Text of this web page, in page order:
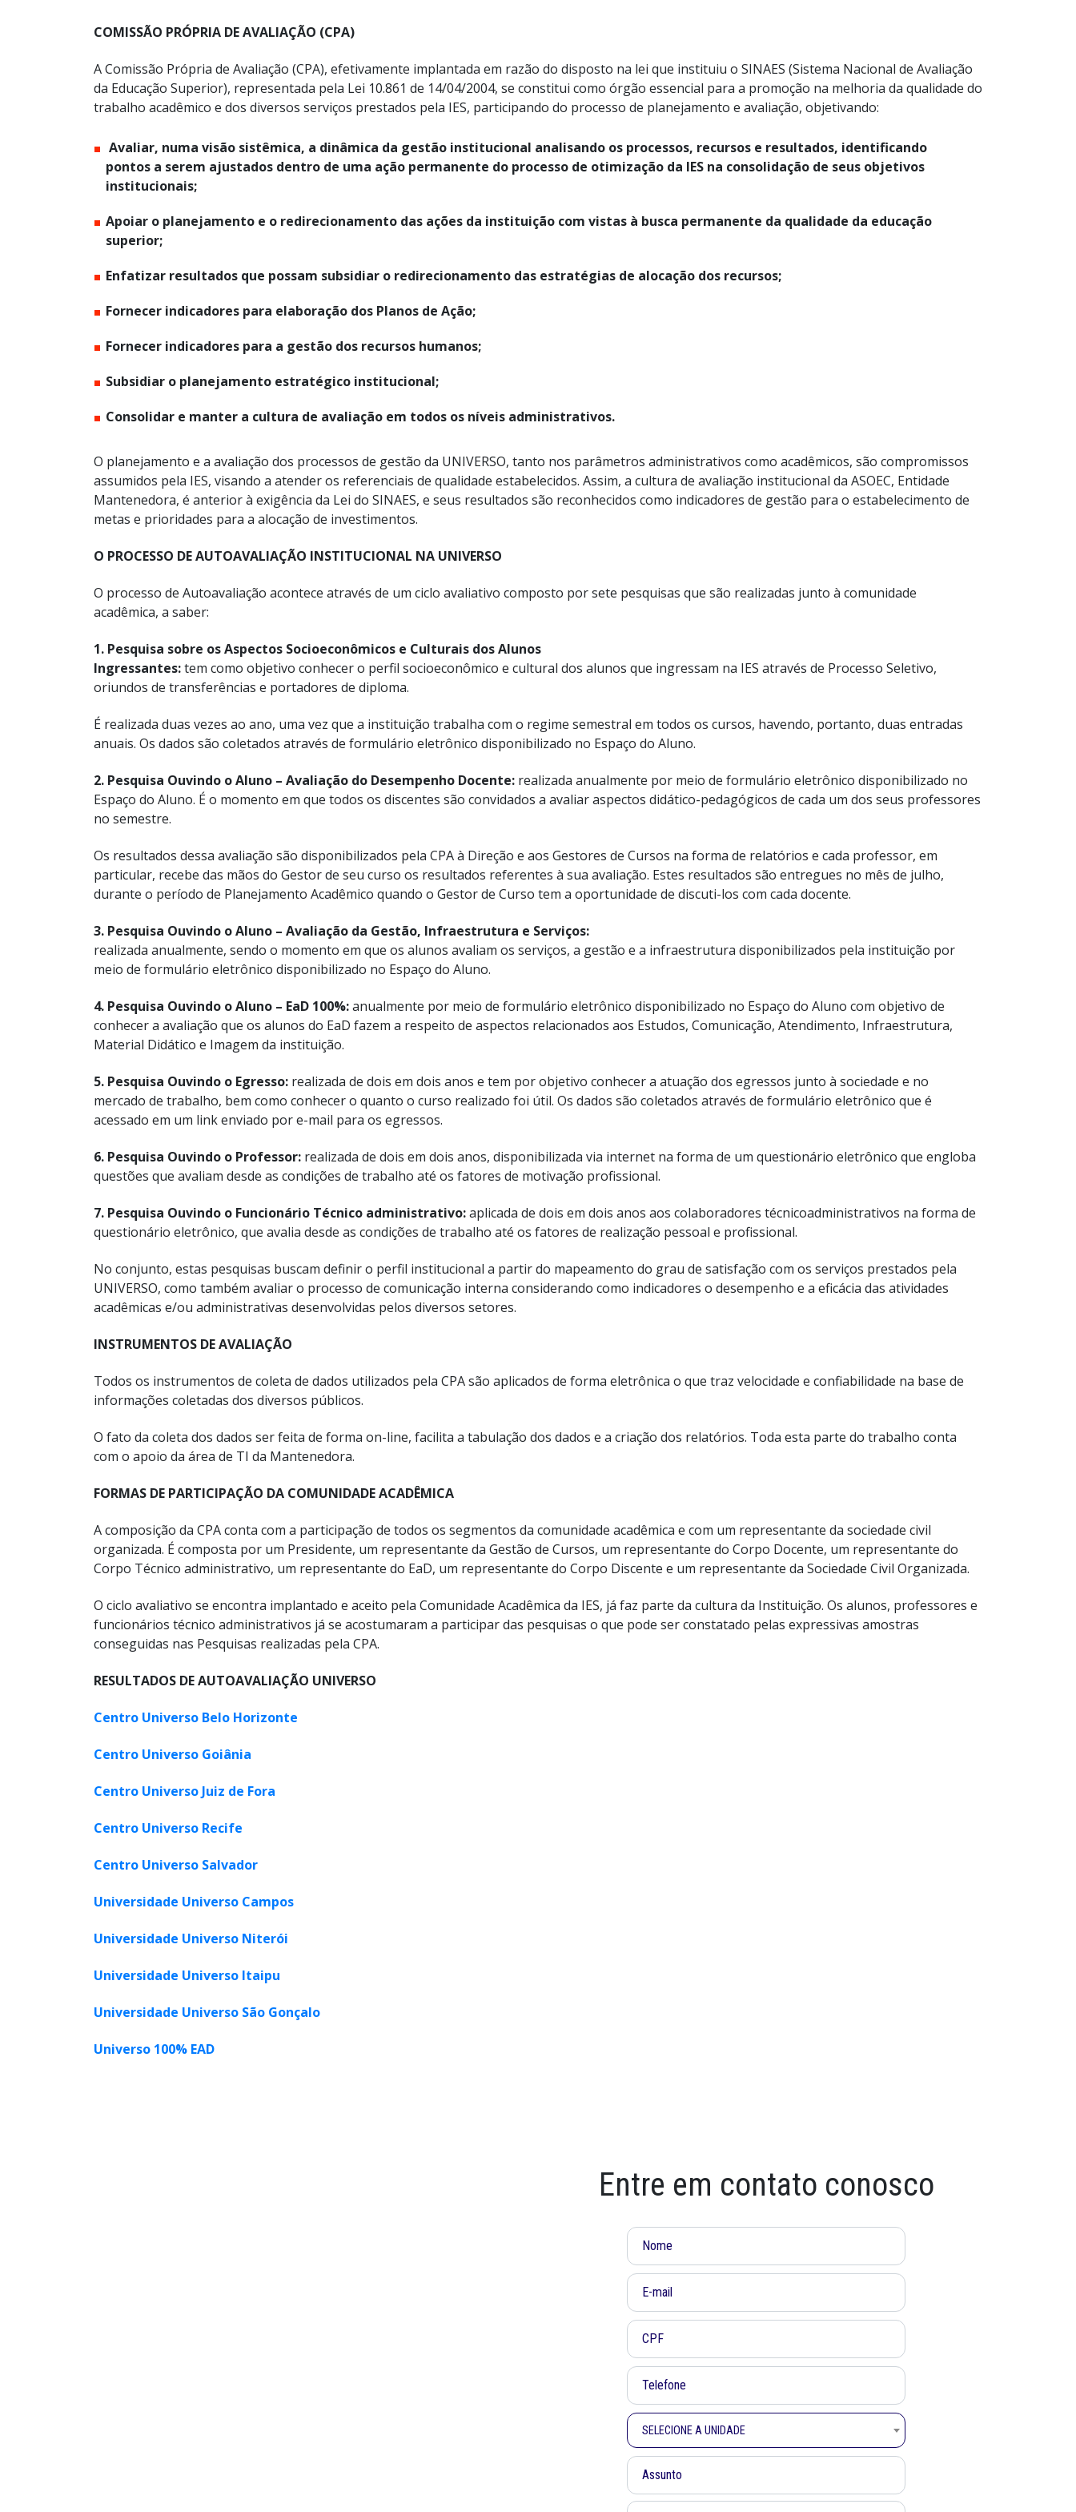
COMISSÃO PRÓPRIA DE AVALIAÇÃO (CPA)
A Comissão Própria de Avaliação (CPA), efetivamente implantada em razão do disposto na lei que instituiu o SINAES (Sistema Nacional de Avaliação
da Educação Superior), representada pela Lei 10.861 de 14/04/2004, se constitui como órgão essencial para a promoção na melhoria da qualidade do
trabalho acadêmico e dos diversos serviços prestados pela IES, participando do processo de planejamento e avaliação, objetivando:
Avaliar, numa visão sistêmica, a dinâmica da gestão institucional analisando os processos, recursos e resultados, identificando
pontos a serem ajustados dentro de uma ação permanente do processo de otimização da IES na consolidação de seus objetivos
institucionais;
Apoiar o planejamento e o redirecionamento das ações da instituição com vistas à busca permanente da qualidade da educação
superior;
Enfatizar resultados que possam subsidiar o redirecionamento das estratégias de alocação dos recursos;
Fornecer indicadores para elaboração dos Planos de Ação;
Fornecer indicadores para a gestão dos recursos humanos;
Subsidiar o planejamento estratégico institucional;
Consolidar e manter a cultura de avaliação em todos os níveis administrativos.
O planejamento e a avaliação dos processos de gestão da UNIVERSO, tanto nos parâmetros administrativos como acadêmicos, são compromissos
assumidos pela IES, visando a atender os referenciais de qualidade estabelecidos. Assim, a cultura de avaliação institucional da ASOEC, Entidade
Mantenedora, é anterior à exigência da Lei do SINAES, e seus resultados são reconhecidos como indicadores de gestão para o estabelecimento de
metas e prioridades para a alocação de investimentos.
O PROCESSO DE AUTOAVALIAÇÃO INSTITUCIONAL NA UNIVERSO
O processo de Autoavaliação acontece através de um ciclo avaliativo composto por sete pesquisas que são realizadas junto à comunidade
acadêmica, a saber:
1. Pesquisa sobre os Aspectos Socioeconômicos e Culturais dos Alunos
Ingressantes:tem como objetivo conhecer o perfil socioeconômico e cultural dos alunos que ingressam na IES através de Processo Seletivo,
oriundos de transferências e portadores de diploma.
É realizada duas vezes ao ano, uma vez que a instituição trabalha com o regime semestral em todos os cursos, havendo, portanto, duas entradas
anuais. Os dados são coletados através de formulário eletrônico disponibilizado no Espaço do Aluno.
2. Pesquisa Ouvindo o Aluno – Avaliação do Desempenho Docente: realizada anualmente por meio de formulário eletrônico disponibilizado no
Espaço do Aluno. É o momento em que todos os discentes são convidados a avaliar aspectos didático-pedagógicos de cada um dos seus professores
no semestre.
Os resultados dessa avaliação são disponibilizados pela CPA à Direção e aos Gestores de Cursos na forma de relatórios e cada professor, em
particular, recebe das mãos do Gestor de seu curso os resultados referentes à sua avaliação. Estes resultados são entregues no mês de julho,
durante o período de Planejamento Acadêmico quando o Gestor de Curso tem a oportunidade de discuti-los com cada docente.
3. Pesquisa Ouvindo o Aluno – Avaliação da Gestão, Infraestrutura e Serviços:
realizada anualmente, sendo o momento em que os alunos avaliam os serviços, a gestão e a infraestrutura disponibilizados pela instituição por
meio de formulário eletrônico disponibilizado no Espaço do Aluno.
4. Pesquisa Ouvindo o Aluno – EaD 100%:anualmente por meio de formulário eletrônico disponibilizado no Espaço do Aluno com objetivo de
conhecer a avaliação que os alunos do EaD fazem a respeito de aspectos relacionados aos Estudos, Comunicação, Atendimento, Infraestrutura,
Material Didático e Imagem da instituição.
5. Pesquisa Ouvindo o Egresso: realizada de dois em dois anos e tem por objetivo conhecer a atuação dos egressos junto à sociedade e no
mercado de trabalho, bem como conhecer o quanto o curso realizado foi útil. Os dados são coletados através de formulário eletrônico que é
acessado em um link enviado por e-mail para os egressos.
6. Pesquisa Ouvindo o Professor: realizada de dois em dois anos, disponibilizada via internet na forma de um questionário eletrônico que engloba
questões que avaliam desde as condições de trabalho até os fatores de motivação profissional.
7. Pesquisa Ouvindo o Funcionário Técnico administrativo:aplicada de dois em dois anos aos colaboradores técnicoadministrativos na forma de
questionário eletrônico, que avalia desde as condições de trabalho até os fatores de realização pessoal e profissional.
No conjunto, estas pesquisas buscam definir o perfil institucional a partir do mapeamento do grau de satisfação com os serviços prestados pela
UNIVERSO, como também avaliar o processo de comunicação interna considerando como indicadores o desempenho e a eficácia das atividades
acadêmicas e/ou administrativas desenvolvidas pelos diversos setores.
INSTRUMENTOS DE AVALIAÇÃO
Todos os instrumentos de coleta de dados utilizados pela CPA são aplicados de forma eletrônica o que traz velocidade e confiabilidade na base de
informações coletadas dos diversos públicos.
O fato da coleta dos dados ser feita de forma on-line, facilita a tabulação dos dados e a criação dos relatórios. Toda esta parte do trabalho conta
com o apoio da área de TI da Mantenedora.
FORMAS DE PARTICIPAÇÃO DA COMUNIDADE ACADÊMICA
A composição da CPA conta com a participação de todos os segmentos da comunidade acadêmica e com um representante da sociedade civil
organizada. É composta por um Presidente, um representante da Gestão de Cursos, um representante do Corpo Docente, um representante do
Corpo Técnico administrativo, um representante do EaD, um representante do Corpo Discente e um representante da Sociedade Civil Organizada.
O ciclo avaliativo se encontra implantado e aceito pela Comunidade Acadêmica da IES, já faz parte da cultura da Instituição. Os alunos, professores e
funcionários técnico administrativos já se acostumaram a participar das pesquisas o que pode ser constatado pelas expressivas amostras
conseguidas nas Pesquisas realizadas pela CPA.
RESULTADOS DE AUTOAVALIAÇÃO UNIVERSO
Centro Universo Belo Horizonte
Centro Universo Goiânia
Centro Universo Juiz de Fora
Centro Universo Recife
Centro Universo Salvador
Universidade Universo Campos
Universidade Universo Niterói
Universidade Universo Itaipu
Universidade Universo São Gonçalo
Universo 100% EAD
Entre em contato conosco
SELECIONE A UNIDADE